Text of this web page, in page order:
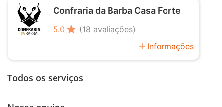
Confraria da Barba Casa Forte
5.0 star (18 avaliações)
add Informações
Todos os serviços